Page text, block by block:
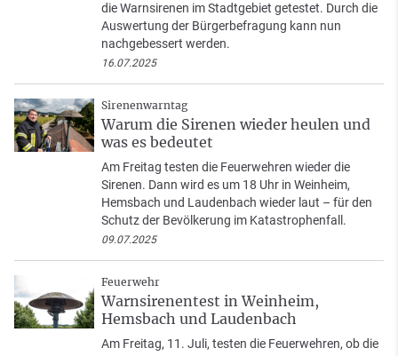
die Warnsirenen im Stadtgebiet getestet. Durch die
Auswertung der Bürgerbefragung kann nun
nachgebessert werden.
16.07.2025
Sirenenwarntag
Warum die Sirenen wieder heulen und
was es bedeutet
Am Freitag testen die Feuerwehren wieder die
Sirenen. Dann wird es um 18 Uhr in Weinheim,
Hemsbach und Laudenbach wieder laut – für den
Schutz der Bevölkerung im Katastrophenfall.
09.07.2025
Feuerwehr
Warnsirenentest in Weinheim,
Hemsbach und Laudenbach
Am Freitag, 11. Juli, testen die Feuerwehren, ob die